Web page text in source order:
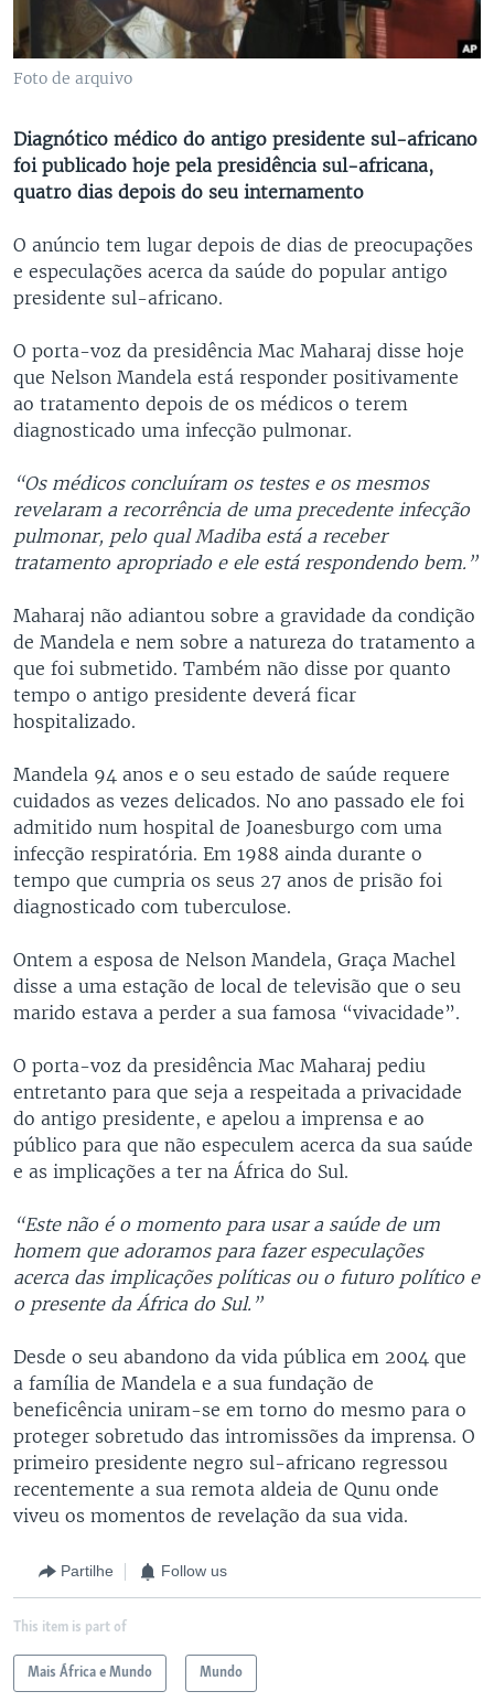
Foto de arquivo
Diagnótico médico do antigo presidente sul-africano
foi publicado hoje pela presidência sul-africana,
quatro dias depois do seu internamento
O anúncio tem lugar depois de dias de preocupações
e especulações acerca da saúde do popular antigo
presidente sul-africano.
O porta-voz da presidência Mac Maharaj disse hoje
que Nelson Mandela está responder positivamente
ao tratamento depois de os médicos o terem
diagnosticado uma infecção pulmonar.
“Os médicos concluíram os testes e os mesmos
revelaram a recorrência de uma precedente infecção
pulmonar, pelo qual Madiba está a receber
tratamento apropriado e ele está respondendo bem.”
Maharaj não adiantou sobre a gravidade da condição
de Mandela e nem sobre a natureza do tratamento a
que foi submetido. Também não disse por quanto
tempo o antigo presidente deverá ficar
hospitalizado.
Mandela 94 anos e o seu estado de saúde requere
cuidados as vezes delicados. No ano passado ele foi
admitido num hospital de Joanesburgo com uma
infecção respiratória. Em 1988 ainda durante o
tempo que cumpria os seus 27 anos de prisão foi
diagnosticado com tuberculose.
Ontem a esposa de Nelson Mandela, Graça Machel
disse a uma estação de local de televisão que o seu
marido estava a perder a sua famosa “vivacidade”.
O porta-voz da presidência Mac Maharaj pediu
entretanto para que seja a respeitada a privacidade
do antigo presidente, e apelou a imprensa e ao
público para que não especulem acerca da sua saúde
e as implicações a ter na África do Sul.
“Este não é o momento para usar a saúde de um
homem que adoramos para fazer especulações
acerca das implicações políticas ou o futuro político e
o presente da África do Sul.”
Desde o seu abandono da vida pública em 2004 que
a família de Mandela e a sua fundação de
beneficência uniram-se em torno do mesmo para o
proteger sobretudo das intromissões da imprensa. O
primeiro presidente negro sul-africano regressou
recentemente a sua remota aldeia de Qunu onde
viveu os momentos de revelação da sua vida.
Partilhe Follow us
This item is part of
Mais África e Mundo Mundo